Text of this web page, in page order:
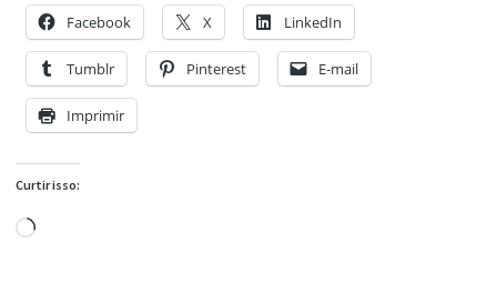
Facebook X LinkedIn
Tumblr Pinterest E-mail
Imprimir
Curtir isso:
Carregando...